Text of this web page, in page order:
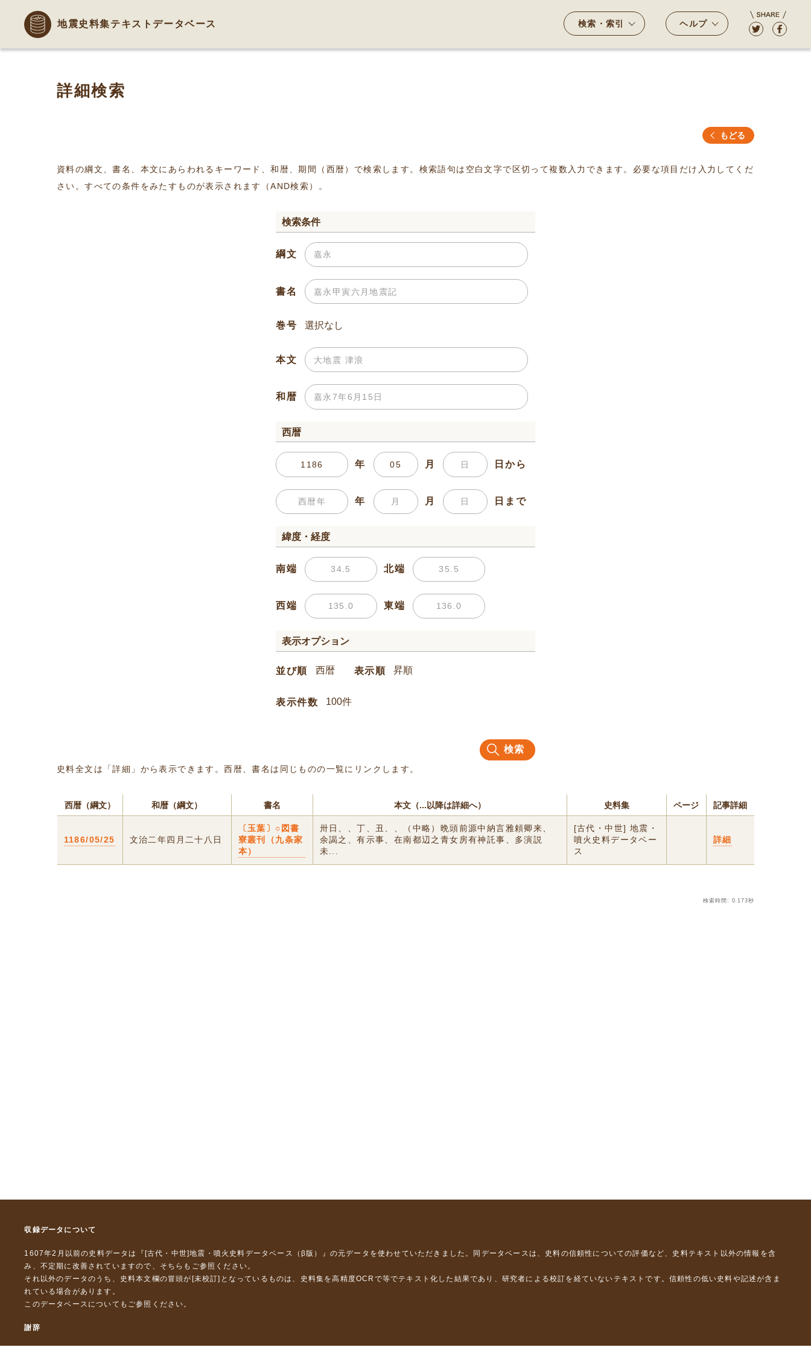
地震史料集テキストデータベース 検索・索引 ヘルプ
詳細検索
もどる
資料の綱文、書名、本文にあらわれるキーワード、和暦、期間（西暦）で検索します。検索語句は空白文字で区切って複数入力できます。必要な項目だけ入力してくだ
さい。すべての条件をみたすものが表示されます（AND検索）。
検索条件
綱文
書名
巻号
本文
和暦
西暦
年 月 日から
年 月 日まで
緯度・経度
南端 北端
西端 東端
表示オプション
並び順 表示順
表示件数
検索
史料全文は「詳細」から表示できます。西暦、書名は同じものの一覧にリンクします。
西暦（綱文） 和暦（綱文） 書名 本文（...以降は詳細へ） 史料集 ページ 記事詳細
1186/05/25 文治二年四月二十八日
〔玉葉〕○図書
寮叢刊（九条家
本）
卅日、、丁、丑、、（中略）晩頭前源中納言雅頼卿来、
余謁之、有示事、在南都辺之青女房有神託事、多演説
未...
[古代・中世] 地震・
噴火史料データベー
ス
詳細
検索時間: 0.173秒
収録データについて
1607年2月以前の史料データは『 [古代・中世]地震・噴火史料データベース（β版）』 の元データを使わせていただきました。同データベースは、史料の信頼性についての評価など、史料テキスト以外の情報を含
み、不定期に改善されていますので、 そちら もご参照ください。
それ以外のデータのうち、史料本文欄の冒頭が[未校訂]となっているものは、史料集を高精度OCRで等でテキスト化した結果であり、研究者による校訂を経ていないテキストです。信頼性の低い史料や記述が含ま
れている場合があります。
このデータベースについて もご参照ください。
謝辞